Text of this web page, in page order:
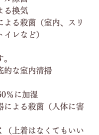
る換気
る殺菌（室内、スリ
イレなど）
な室内清掃
％に加湿
よる殺菌（人体に害
上着はなくてもいい